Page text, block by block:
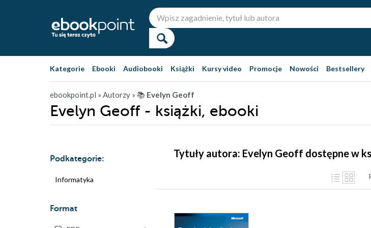
Kategorie Ebooki Audiobooki Książki Kursy video Promocje Nowości Bestsellery
ebookpoint.pl » Autorzy » 📚 Evelyn Geoff
Evelyn Geoff - książki, ebooki
Podkategorie:
Informatyka
Format
Tytuły autora: Evelyn Geoff dostępne w